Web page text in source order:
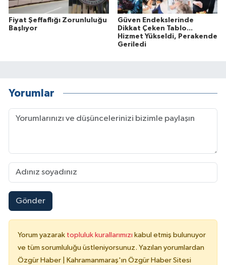
Fiyat Şeffaflığı Zorunluluğu
Başlıyor
Güven Endekslerinde
Dikkat Çeken Tablo...
Hizmet Yükseldi, Perakende
Geriledi
Yorumlar
Gönder
Yorum yazarak topluluk kurallarımızı kabul etmiş bulunuyor
ve tüm sorumluluğu üstleniyorsunuz. Yazılan yorumlardan
Özgür Haber | Kahramanmaraş'ın Özgür Haber Sitesi